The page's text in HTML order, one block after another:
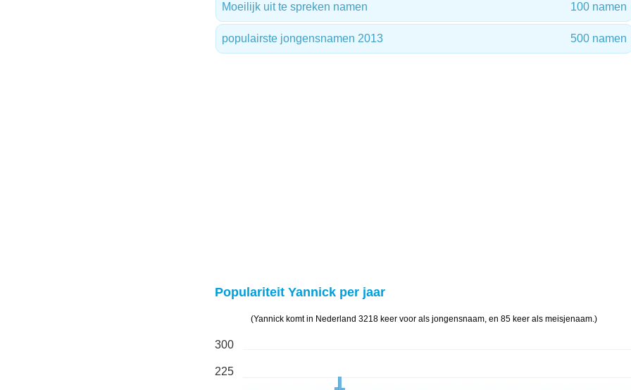
Moeilijk uit te spreken namen 100 namen
populairste jongensnamen 2013 500 namen
Populariteit Yannick per jaar
(Yannick komt in Nederland 3218 keer voor als jongensnaam, en 85 keer als meisjenaam.)
300
225